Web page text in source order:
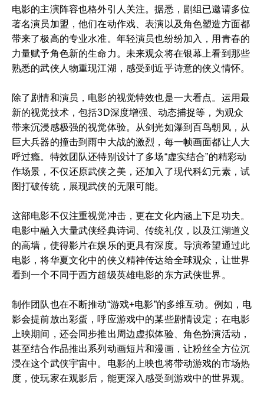
电影的主演阵容也格外引人关注。据悉，剧组已邀请多位
著名演员加盟，他们在动作戏、表演以及角色塑造方面都
带来了极高的专业水准。年轻演员也纷纷加入，用青春的
力量赋予角色新的生命力。未来观众将在银幕上看到那些
熟悉的武侠人物重现江湖，感受到近乎诗意的侠义情怀。
除了剧情和演员，电影的视觉特效也是一大看点。运用最
新的视觉技术，包括3D深度增强、动态捕捉等，为观众
带来沉浸感极强的视觉体验。从剑光如瀑到百鸟朝凤，从
巨大兵器的撞击到雨中大战的激烈，每一帧画面都让人大
呼过瘾。特效团队还特别设计了多场“虚实结合”的精彩动
作场景，不仅还原武侠之美，还加入了现代科幻元素，试
图打破传统，展现武侠的无限可能。
这部电影不仅注重视觉冲击，更在文化内涵上下足功夫。
电影中融入大量武侠经典诗词、传统礼仪，以及江湖道义
的高墙，使得影片在娱乐的更具有深度。导演希望通过此
电影，将华夏文化中的侠义精神传达给全球观众，让世界
看到一个不同于西方超级英雄电影的东方武侠世界。
制作团队也在不断推动“游戏+电影”的多维互动。例如，电
影会提前放出彩蛋，呼应游戏中的某些剧情设定；在电影
上映期间，还会同步推出周边虚拟体验、角色扮演活动，
甚至结合作品推出系列动画短片和漫画，让粉丝全方位沉
浸在这个武侠宇宙中。电影的上映也将带动游戏的市场热
度，使玩家在观影后，能更深入感受到游戏中的世界观。